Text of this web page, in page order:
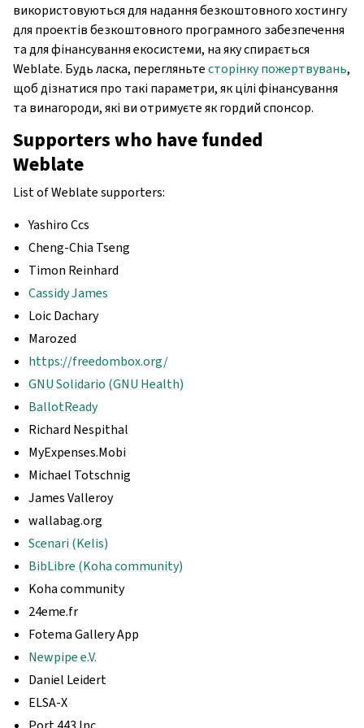
використовуються для надання безкоштовного хостингу
для проектів безкоштовного програмного забезпечення
та для фінансування екосистеми, на яку спирається
Weblate. Будь ласка, перегляньтесторінку пожертвувань,
щоб дізнатися про такі параметри, як цілі фінансування
та винагороди, які ви отримуєте як гордий спонсор.
Supporters who have funded
Weblate
List of Weblate supporters:
Yashiro Ccs
Cheng-Chia Tseng
Timon Reinhard
Cassidy James
Loic Dachary
Marozed
https://freedombox.org/
GNU Solidario (GNU Health)
BallotReady
Richard Nespithal
MyExpenses.Mobi
Michael Totschnig
James Valleroy
wallabag.org
Scenari (Kelis)
BibLibre (Koha community)
Koha community
24eme.fr
Fotema Gallery App
Newpipe e.V.
Daniel Leidert
ELSA-X